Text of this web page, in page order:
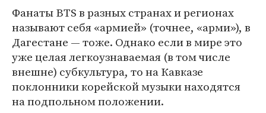
Фанаты BTS в разных странах и регионах
называют себя «армией» (точнее, «арми»), в
Дагестане — тоже. Однако если в мире это
уже целая легкоузнаваемая (в том числе
внешне) субкультура, то на Кавказе
поклонники корейской музыки находятся
на подпольном положении.